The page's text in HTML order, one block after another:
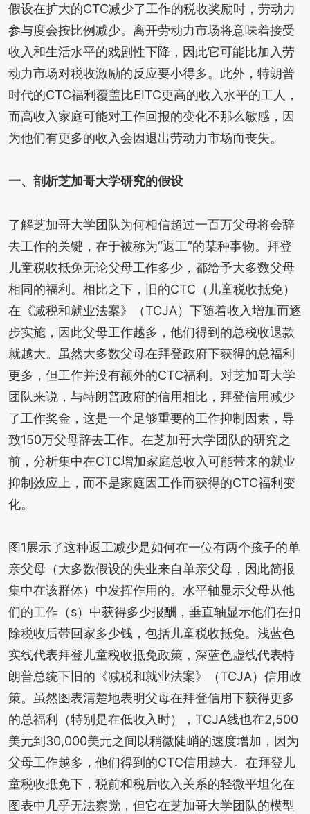
假设在扩大的CTC减少了工作的税收奖励时，劳动力
参与度会按比例减少。离开劳动力市场将意味着接受
收入和生活水平的戏剧性下降，因此它可能比加入劳
动力市场对税收激励的反应要小得多。此外，特朗普
时代的CTC福利覆盖比EITC更高的收入水平的工人，
而高收入家庭可能对工作回报的变化不那么敏感，因
为他们有更多的收入会因退出劳动力市场而丧失。
一、剖析芝加哥大学研究的假设
了解芝加哥大学团队为何相信超过一百万父母将会辞
去工作的关键，在于被称为“返工”的某种事物。拜登
儿童税收抵免无论父母工作多少，都给予大多数父母
相同的福利。相比之下，旧的CTC（儿童税收抵免）
在《减税和就业法案》（TCJA）下随着收入增加而逐
步实施，因此父母工作越多，他们得到的总税收退款
就越大。虽然大多数父母在拜登政府下获得的总福利
更多，但工作并没有额外的CTC福利。对芝加哥大学
团队来说，与特朗普政府的信用相比，拜登信用减少
了工作奖金，这是一个足够重要的工作抑制因素，导
致150万父母辞去工作。在芝加哥大学团队的研究之
前，分析集中在CTC增加家庭总收入可能带来的就业
抑制效应上，而不是家庭因工作而获得的CTC福利变
化。
图1展示了这种返工减少是如何在一位有两个孩子的单
亲父母（大多数假设的失业来自单亲父母，因此简报
集中在该群体）中发挥作用的。水平轴显示父母从他
们的工作（s）中获得多少报酬，垂直轴显示他们在扣
除税收后带回家多少钱，包括儿童税收抵免。浅蓝色
实线代表拜登儿童税收抵免政策，深蓝色虚线代表特
朗普总统下旧的《减税和就业法案》（TCJA）信用政
策。虽然图表清楚地表明父母在拜登信用下获得更多
的总福利（特别是在低收入时），TCJA线也在2,500
美元到30,000美元之间以稍微陡峭的速度增加，因为
父母工作越多，他们得到的CTC信用越大。在拜登儿
童税收抵免下，税前和税后收入关系的轻微平坦化在
图表中几乎无法察觉，但它在芝加哥大学团队的模型